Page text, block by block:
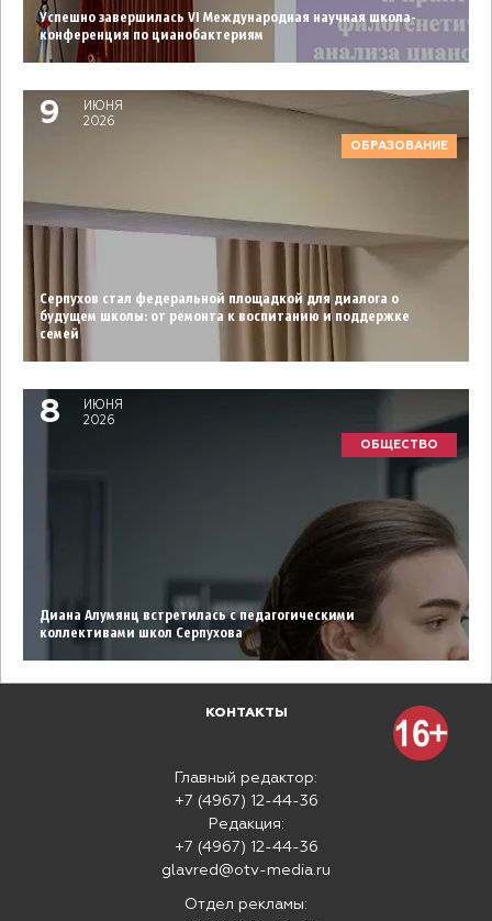
Успешно завершилась VI Международная научная школа-
конференция по цианобактериям
9
ИЮНЯ
2026
ОБРАЗОВАНИЕ
Серпухов стал федеральной площадкой для диалога о
будущем школы: от ремонта к воспитанию и поддержке
семей
8
ИЮНЯ
2026
ОБЩЕСТВО
Диана Алумянц встретилась с педагогическими
коллективами школ Серпухова
КОНТАКТЫ
Главный редактор:
+7 (4967) 12-44-36
Редакция:
+7 (4967) 12-44-36
glavred@otv-media.ru
Отдел рекламы: